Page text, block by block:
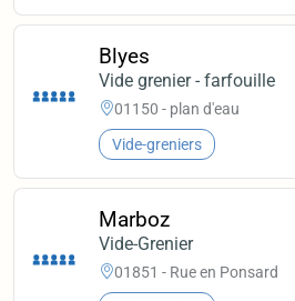
Blyes
Vide grenier - farfouille
01150 - plan d'eau
Vide-greniers
Marboz
Vide-Grenier
01851 - Rue en Ponsard